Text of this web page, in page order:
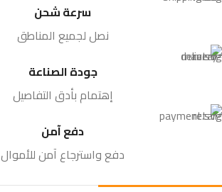
سرعة شحن
نصل لجميع المناطق
جودة الصناعة
إهتمام بأدق التفاصيل
دفع آمن
دفع واسترجاع آمن للأموال